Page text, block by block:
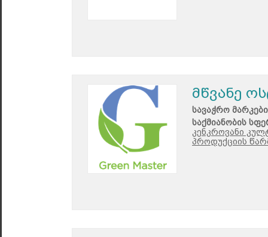
მწვანე
სავაჭრო
საქმიანობის
კენკროვანი
პროდუქციის